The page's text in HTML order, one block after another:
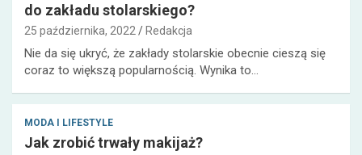
do zakładu stolarskiego?
25 października, 2022 Redakcja
Nie da się ukryć, że zakłady stolarskie obecnie cieszą się
coraz to większą popularnością. Wynika to…
MODA I LIFESTYLE
Jak zrobić trwały makijaż?